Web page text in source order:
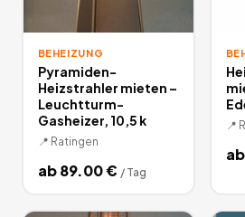
BEHEIZUNG
Pyramiden-
Heizstrahler mieten –
Leuchtturm-
Gasheizer, 10,5 k
📍 Ratingen
ab89.00€ / Tag
📍
ab